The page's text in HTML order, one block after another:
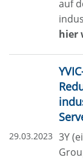
auf
hier
29.03.2023 3Y